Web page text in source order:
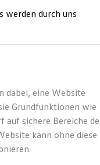
Gebrauchtwagen
Leasing
werden durch uns
dabei, eine Website
Grundfunktionen wie
auf sichere Bereiche
kann ohne diese